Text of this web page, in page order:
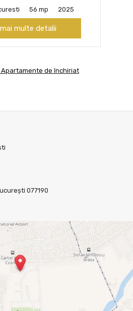
56 mp 2025
multe detalii
Apartamente de închiriat
077190